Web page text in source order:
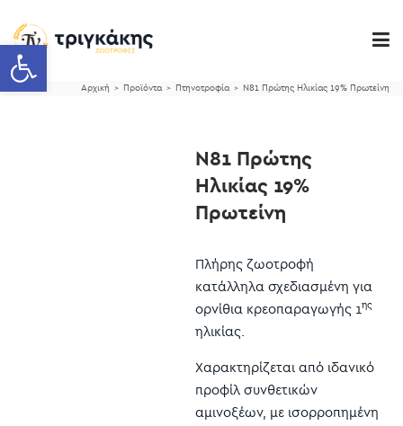
Αρχική > Προϊόντα > Πτηνοτροφία > Ν81 Πρώτης Ηλικίας 19% Πρωτείνη
Ν81 Πρώτης
Ηλικίας 19%
Πρωτείνη
Πλήρης ζωοτροφή
κατάλληλα σχεδιασμένη για
ορνίθια κρεοπαραγωγής 1ης
ηλικίας.
Χαρακτηρίζεται από ιδανικό
προφίλ συνθετικών
αμινοξέων, με ισορροπημένη
Ανοίξτε τη γραμμή εργαλείων